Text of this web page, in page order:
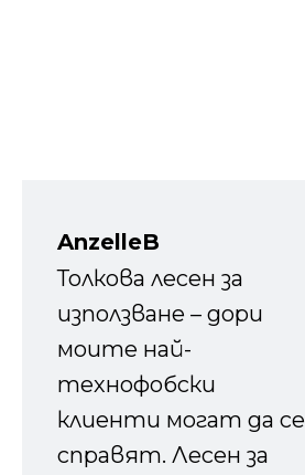
AnzelleB
Толкова лесен за
използване – дори
моите най-
технофобски
клиенти могат да се
справят. Лесен за